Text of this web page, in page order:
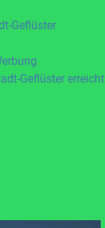
Geflüster
Geflüster erreicht